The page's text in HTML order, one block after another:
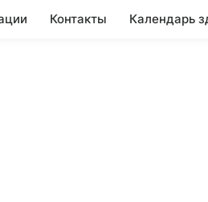
Контакты Календарь